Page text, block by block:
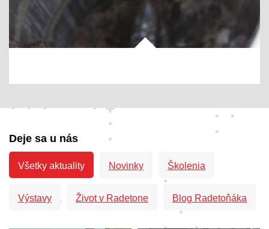
Deje sa u nás
Všetky aktuality Novinky Školenia
Výstavy Život v Radetone Blog Radetoňáka